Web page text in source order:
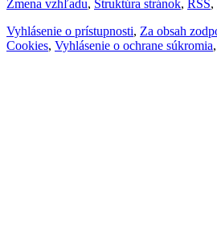
Zmena vzhľadu, Štruktúra stránok, RSS,
Vyhlásenie o prístupnosti, Za obsah
Cookies, Vyhlásenie o ochrane súkromia,